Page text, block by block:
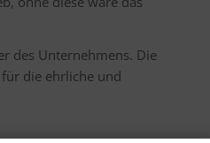
des Unternehmens. Die
die ehrliche und